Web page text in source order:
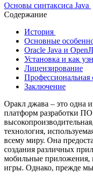
Основы синтаксиса Java
Содержание
История
Основные
Oracle Java и
Установка и как
Лицензирование
Профессиональная
Заключение
Оракл джава – это одна
платформ разработки
технология,
всему миру. Она
создания различных
мобильные приложения,
игры. Однако, прежде